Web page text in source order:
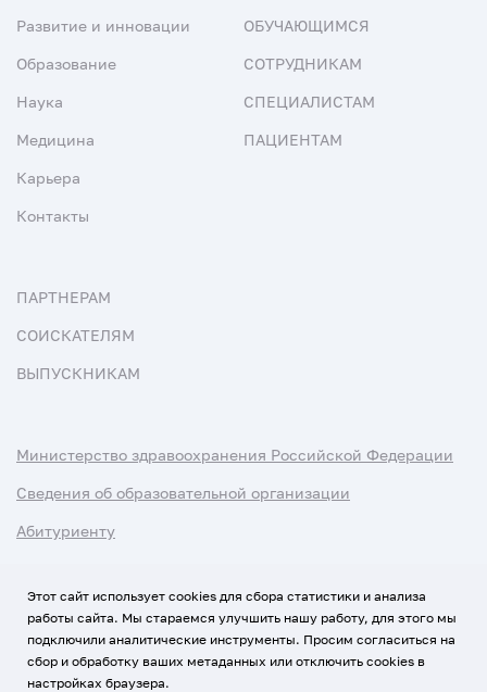
Развитие и инновации
Образование
Наука
Медицина
Карьера
Контакты
ОБУЧАЮЩИМСЯ
СОТРУДНИКАМ
СПЕЦИАЛИСТАМ
ПАЦИЕНТАМ
ПАРТНЕРАМ
СОИСКАТЕЛЯМ
ВЫПУСКНИКАМ
Министерство здравоохранения Российской Федерации
Сведения об образовательной организации
Абитуриенту
Использование Cookies
Политика обработки персональных данных
Этот сайт использует cookies для сбора статистики и анализа
работы сайта. Мы стараемся улучшить нашу работу, для этого мы
подключили аналитические инструменты. Просим согласиться на
сбор и обработку ваших метаданных или отключить cookies в
настройках браузера.